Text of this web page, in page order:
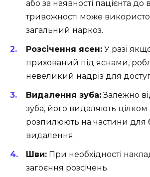
або за наявності пацієнта до
тривожності може
загальний наркоз.
Розсічення ясен: У разі
прихований під яснами,
невеликий надріз для
Видалення зуба:Залежно
зуба, його видаляють цілком
розпилюють на частини для
видалення.
Шви: При необхідності
загоєння розсічень.